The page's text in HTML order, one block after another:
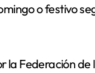
o festivo
la Federación